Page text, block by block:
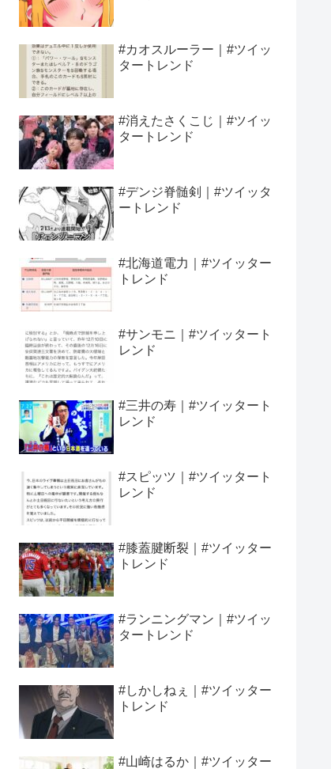
#カオスルーラー｜#ツイッ
タートレンド
#消えたさくこじ｜#ツイッ
タートレンド
#デンジ脊髄剣｜#ツイッタ
ートレンド
#北海道電力｜#ツイッター
トレンド
#サンモニ｜#ツイッタート
レンド
#三井の寿｜#ツイッタート
レンド
#スピッツ｜#ツイッタート
レンド
#膝蓋腱断裂｜#ツイッター
トレンド
#ランニングマン｜#ツイッ
タートレンド
#しかしねぇ｜#ツイッター
トレンド
#山崎はるか｜#ツイッター